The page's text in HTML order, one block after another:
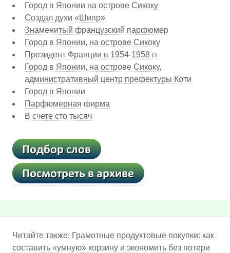
Город в Японии на острове Сикоку
Создал духи «Шипр»
Знаменитый французский парфюмер
Город в Японии, на острове Сикоку
Президент Франции в 1954-1958 гг
Город в Японии, на острове Сикоку,
административный центр префектуры Коти
Город в Японии
Парфюмерная фирма
В счете сто тысяч
Читайте также: Грамотные продуктовые покупки: как
составить «умную» корзину и экономить без потери